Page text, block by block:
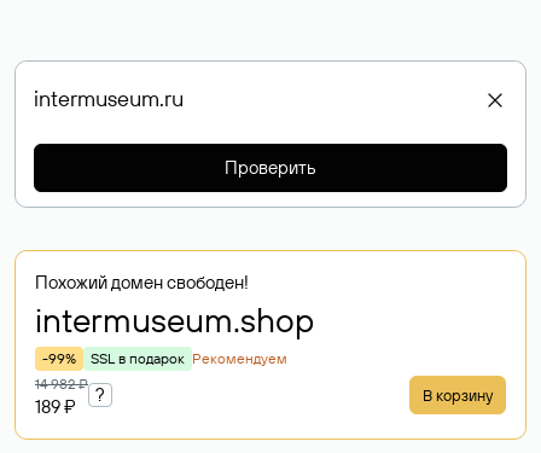
Проверить
Похожий домен свободен!
intermuseum.shop
-99% SSL в подарок Рекомендуем
14 982 ₽
189 ₽
? В корзину